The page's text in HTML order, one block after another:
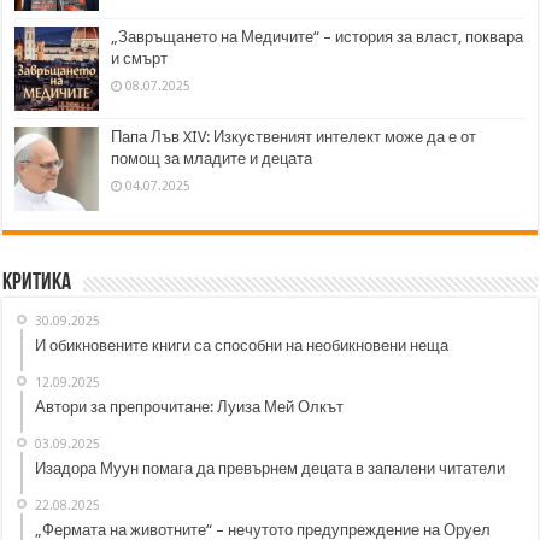
„Завръщането на Медичите“ – история за власт, поквара
и смърт
08.07.2025
Папа Лъв XIV: Изкуственият интелект може да е от
помощ за младите и децата
04.07.2025
Критика
30.09.2025
И обикновените книги са способни на необикновени неща
12.09.2025
Автори за препрочитане: Луиза Мей Олкът
03.09.2025
Изадора Муун помага да превърнем децата в запалени читатели
22.08.2025
„Фермата на животните“ – нечутото предупреждение на Оруел